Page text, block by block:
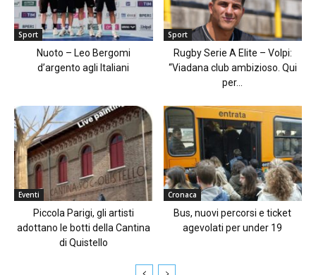
Sport
Nuoto – Leo Bergomi
d’argento agli Italiani
Sport
Rugby Serie A Elite – Volpi:
“Viadana club ambizioso. Qui
per...
Eventi
Piccola Parigi, gli artisti
adottano le botti della Cantina
di Quistello
Cronaca
Bus, nuovi percorsi e ticket
agevolati per under 19